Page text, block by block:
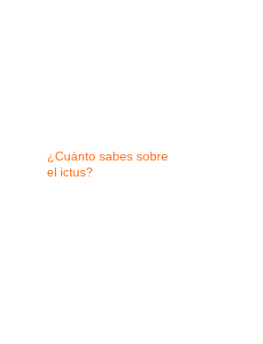
¿Cuánto sabes sobre
el ictus?